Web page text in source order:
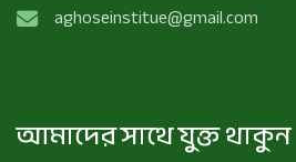
aghoseinstitue@gmail.com
আমাদের সাথে যুক্ত থাকুন